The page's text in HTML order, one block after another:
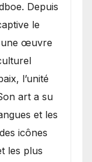
Depuis
le
une œuvre
l’unité
art a su
et les
icônes
les plus